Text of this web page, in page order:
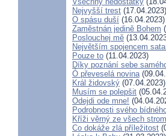
Nejvyšší trest (17.04.2023)
O spásu duší (16.04.2023)
Zaměstnán jedině Bohem
Poslouchej mě
Největším spojencem
Pouze to (11.04.2023)
Díky poznání sebe
Ó převeselá novina
Král židovský (07.04.2023)
Musím se polepšit
Odejdi ode mne!
Podrobnosti svého
Kříži věrný ze všech
Co dokáže zlá příležitost